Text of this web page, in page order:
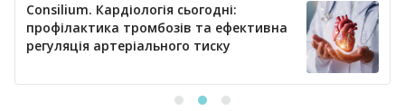
Consilium. Кардіологія сьогодні:
профілактика тромбозів та ефективна
регуляція артеріального тиску